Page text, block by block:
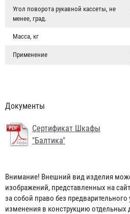
Угол поворота рукавной кассеты, не
менее, град.
Масса, кг
Применение
Документы
Сертификат Шкафы
"Балтика"
Внимание! Внешний вид изделия
изображений, представленных на
за собой право без
изменения в конструкцию отдельных
3 590 ₽